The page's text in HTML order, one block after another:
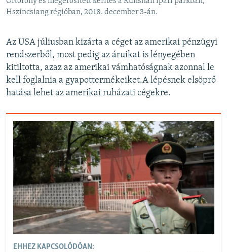
Hszincsiang régióban, 2018. december 3-án.
Az USA júliusban kizárta a céget az amerikai pénzügyi
rendszerből, most pedig az áruikat is lényegében
kitiltotta, azaz az amerikai vámhatóságnak azonnal le
kell foglalnia a gyapottermékeiket.A lépésnek elsöprő
hatása lehet az amerikai ruházati cégekre.
EHHEZ KAPCSOLÓDÓAN: